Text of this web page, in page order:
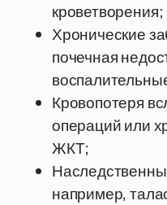
кроветворения;
Хронические
почечная
Кровопотеря
операций или
ЖКТ;
например,